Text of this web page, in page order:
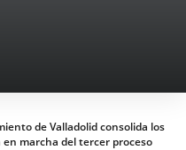
de Valladolid consolida los
marcha del tercer proceso